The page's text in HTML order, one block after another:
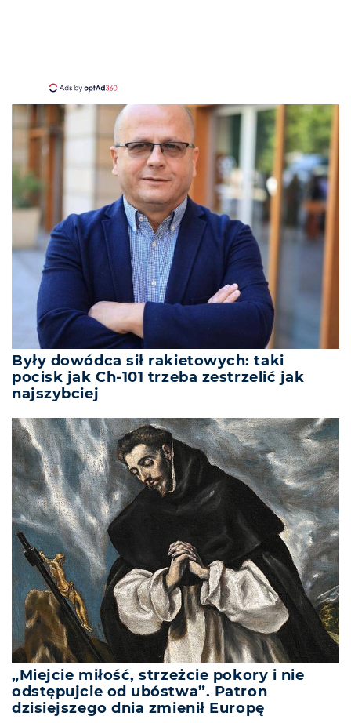
Były dowódca sił rakietowych: taki
pocisk jak Ch-101 trzeba zestrzelić jak
najszybciej
„Miejcie miłość, strzeżcie pokory i nie
odstępujcie od ubóstwa”. Patron
dzisiejszego dnia zmienił Europę